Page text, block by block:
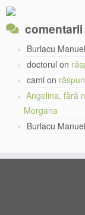
comentarii
Burlacu
doctorul on
cami on
Angelina, fără
Morgana
Burlacu